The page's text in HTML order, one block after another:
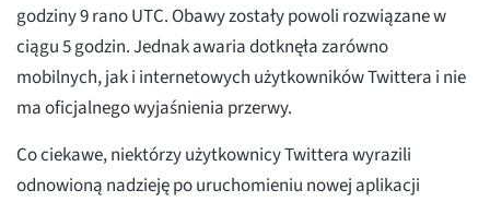
godziny 9 rano UTC. Obawy zostały powoli rozwiązane w
ciągu 5 godzin. Jednak awaria dotknęła zarówno
mobilnych, jak i internetowych użytkowników Twittera i nie
ma oficjalnego wyjaśnienia przerwy.
Co ciekawe, niektórzy użytkownicy Twittera wyrazili
odnowioną nadzieję po uruchomieniu nowej aplikacji